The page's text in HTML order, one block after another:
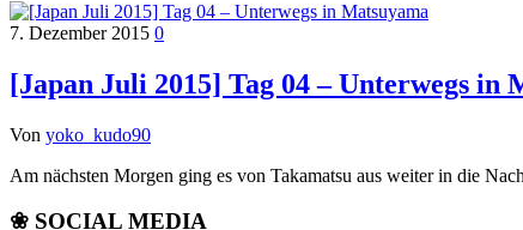
7. Dezember 2015 0
[Japan Juli 2015] Tag 04 – Unterwegs in
Von yoko_kudo90
Am nächsten Morgen ging es von Takamatsu aus weiter in die
❀ SOCIAL MEDIA